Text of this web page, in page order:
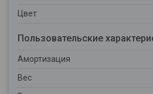
Цвет
Пользовательские
Амортизация
Вес